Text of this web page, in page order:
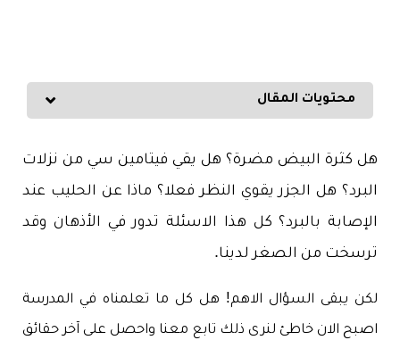
محتويات المقال
هل كثرة البيض مضرة؟ هل يقي فيتامين سي من نزلات
البرد؟ هل الجزر يقوي النظر فعلا؟ ماذا عن الحليب عند
الإصابة بالبرد؟ كل هذا الاسئلة تدور في الأذهان وقد
ترسخت من الصغر لدينا.
لكن يبقى السؤال الاهم! هل كل ما تعلمناه في المدرسة
اصبح الان خاطئ لنرى ذلك تابع معنا واحصل على آخر حقائق